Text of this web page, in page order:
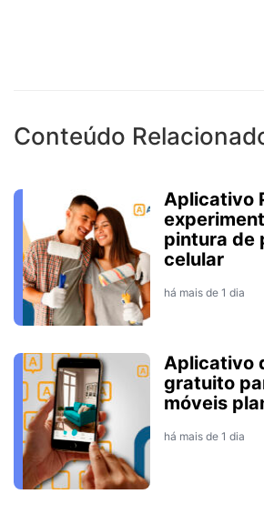
Conteúdo
Aplicativo
pintura de
celular
há mais de 1 dia
Aplicativo
gratuito
móveis
há mais de 1 dia